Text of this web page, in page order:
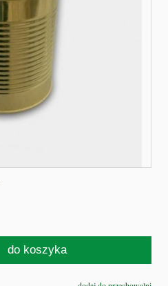
do koszyka